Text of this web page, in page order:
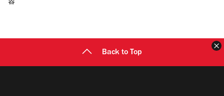
郵
容
Back to Top